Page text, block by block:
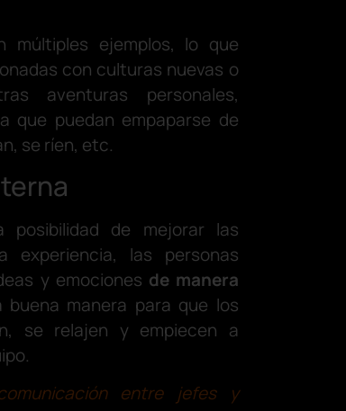
múltiples ejemplos, lo que
con culturas nuevas o
aventuras personales,
que puedan empaparse de
se ríen, etc.
de mejorar las
experiencia, las personas
y emociones de manera
buena manera para que los
se relajen y empiecen a
entre jefes y